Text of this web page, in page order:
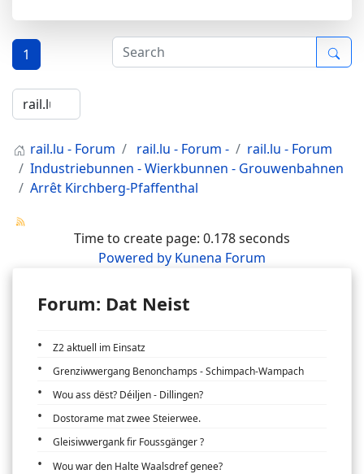
1
rail.lu - Forum rail.lu - Forum -
rail.lu - Forum
Industriebunnen - Wierkbunnen - Grouwenbahnen
Arrêt Kirchberg-Pfaffenthal
Time to create page: 0.178 seconds
Powered by Kunena Forum
Forum: Dat Neist
Z2 aktuell im Einsatz
Grenziwwergang Benonchamps - Schimpach-Wampach
Wou ass dëst? Déiljen - Dillingen?
Dostorame mat zwee Steierwee.
Gleisiwwergank fir Foussgänger ?
Wou war den Halte Waalsdref genee?